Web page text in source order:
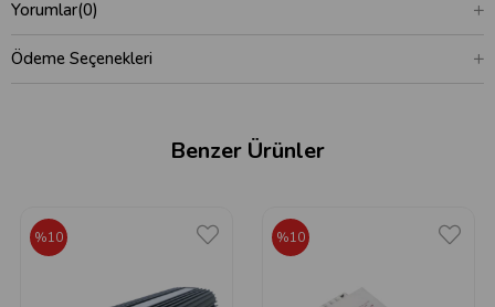
Yorumlar(0)
Ödeme Seçenekleri
Benzer Ürünler
%10 %10